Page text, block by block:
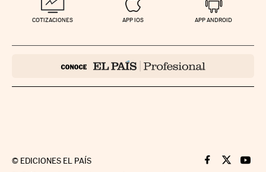
COTIZACIONES APP IOS APP ANDROID
© EDICIONES EL PAÍS Cinco Días en
Cinco Días
Cinco